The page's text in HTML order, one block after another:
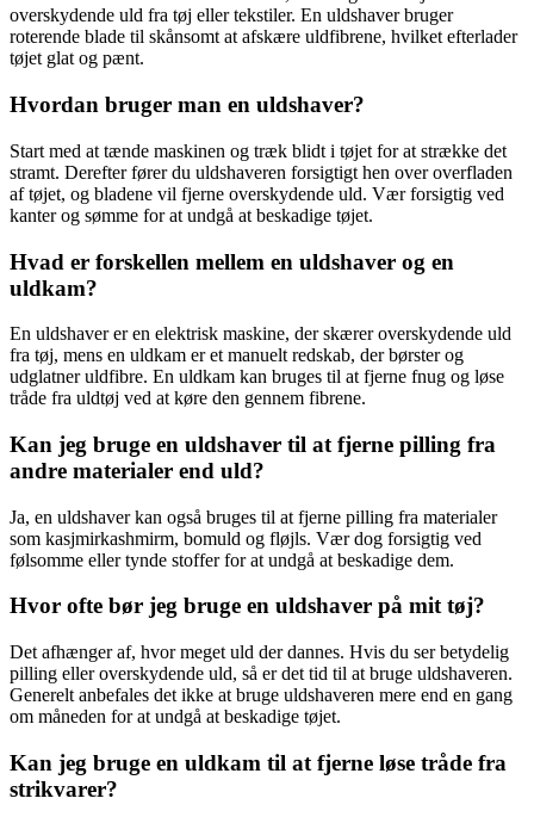
overskydende uld fra tøj eller tekstiler. En uldshaver bruger
roterende blade til skånsomt at afskære uldfibrene, hvilket efterlader
tøjet glat og pænt.
Hvordan bruger man en uldshaver?
Start med at tænde maskinen og træk blidt i tøjet for at strække det
stramt. Derefter fører du uldshaveren forsigtigt hen over overfladen
af tøjet, og bladene vil fjerne overskydende uld. Vær forsigtig ved
kanter og sømme for at undgå at beskadige tøjet.
Hvad er forskellen mellem en uldshaver og en
uldkam?
En uldshaver er en elektrisk maskine, der skærer overskydende uld
fra tøj, mens en uldkam er et manuelt redskab, der børster og
udglatner uldfibre. En uldkam kan bruges til at fjerne fnug og løse
tråde fra uldtøj ved at køre den gennem fibrene.
Kan jeg bruge en uldshaver til at fjerne pilling fra
andre materialer end uld?
Ja, en uldshaver kan også bruges til at fjerne pilling fra materialer
som kasjmirkashmirm, bomuld og fløjls. Vær dog forsigtig ved
følsomme eller tynde stoffer for at undgå at beskadige dem.
Hvor ofte bør jeg bruge en uldshaver på mit tøj?
Det afhænger af, hvor meget uld der dannes. Hvis du ser betydelig
pilling eller overskydende uld, så er det tid til at bruge uldshaveren.
Generelt anbefales det ikke at bruge uldshaveren mere end en gang
om måneden for at undgå at beskadige tøjet.
Kan jeg bruge en uldkam til at fjerne løse tråde fra
strikvarer?